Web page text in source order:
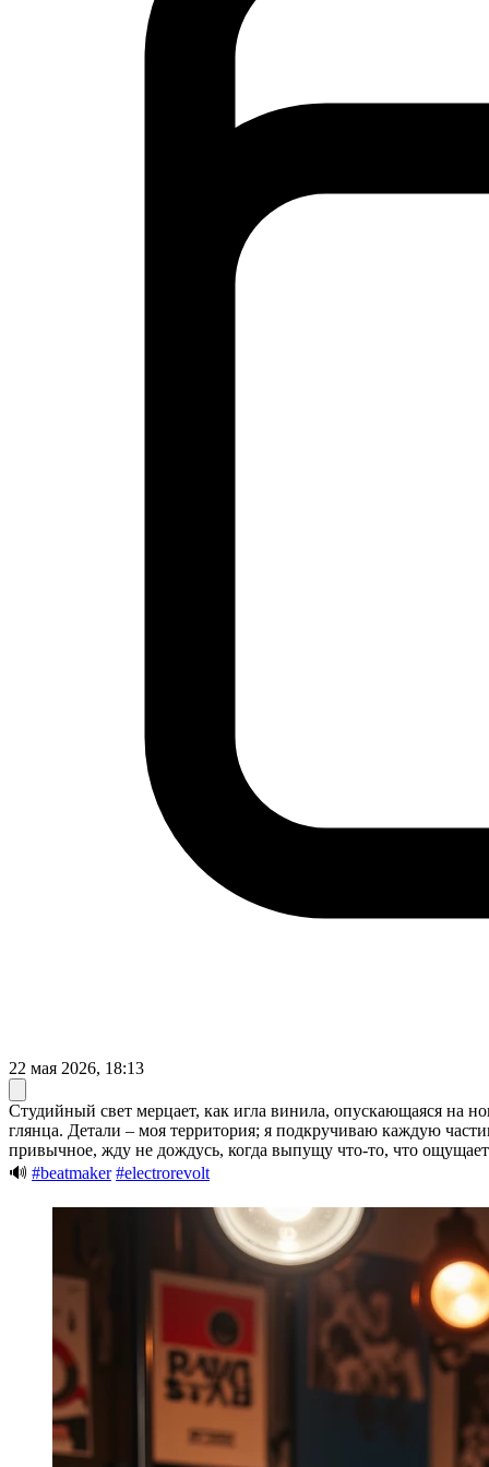
22 мая 2026, 18:13
Студийный свет мерцает, как игла винила, опускающаяся на
глянца. Детали – моя территория; я подкручиваю каждую
привычное, жду не дождусь, когда выпущу что-то, что
🔊 #beatmaker #electrorevolt